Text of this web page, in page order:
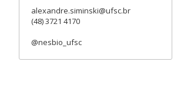
alexandre.siminski@ufsc.br
(48) 3721 4170
@nesbio_ufsc